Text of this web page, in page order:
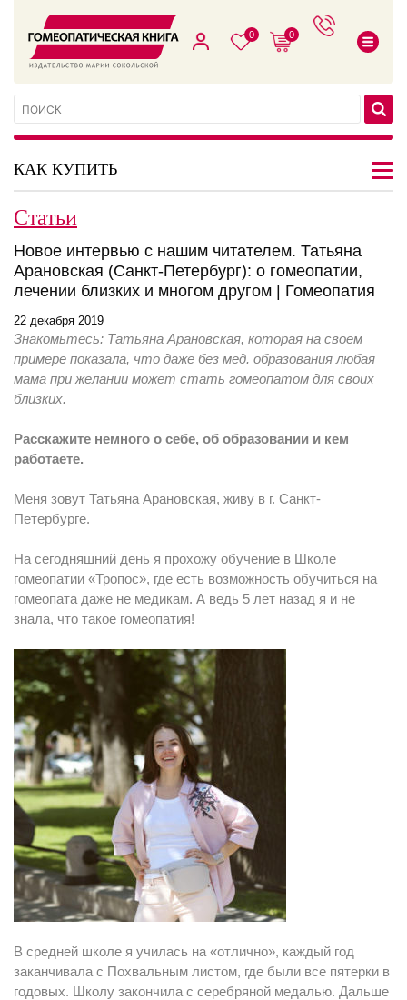
0 0
КАК КУПИТЬ
Статьи
Новое интервью с нашим читателем. Татьяна
Арановская (Санкт-Петербург): о гомеопатии,
лечении близких и многом другом | Гомеопатия
22 декабря 2019
Знакомьтесь: Татьяна Арановская, которая на своем
примере показала, что даже без мед. образования любая
мама при желании может стать гомеопатом для своих
близких.
Расскажите немного о себе, об образовании и кем
работаете.
Меня зовут Татьяна Арановская, живу в г. Санкт-
Петербурге.
На сегодняшний день я прохожу обучение в Школе
гомеопатии «Тропос», где есть возможность обучиться на
гомеопата даже не медикам. А ведь 5 лет назад я и не
знала, что такое гомеопатия!
В средней школе я училась на «отлично», каждый год
заканчивала с Похвальным листом, где были все пятерки в
годовых. Школу закончила с серебряной медалью. Дальше